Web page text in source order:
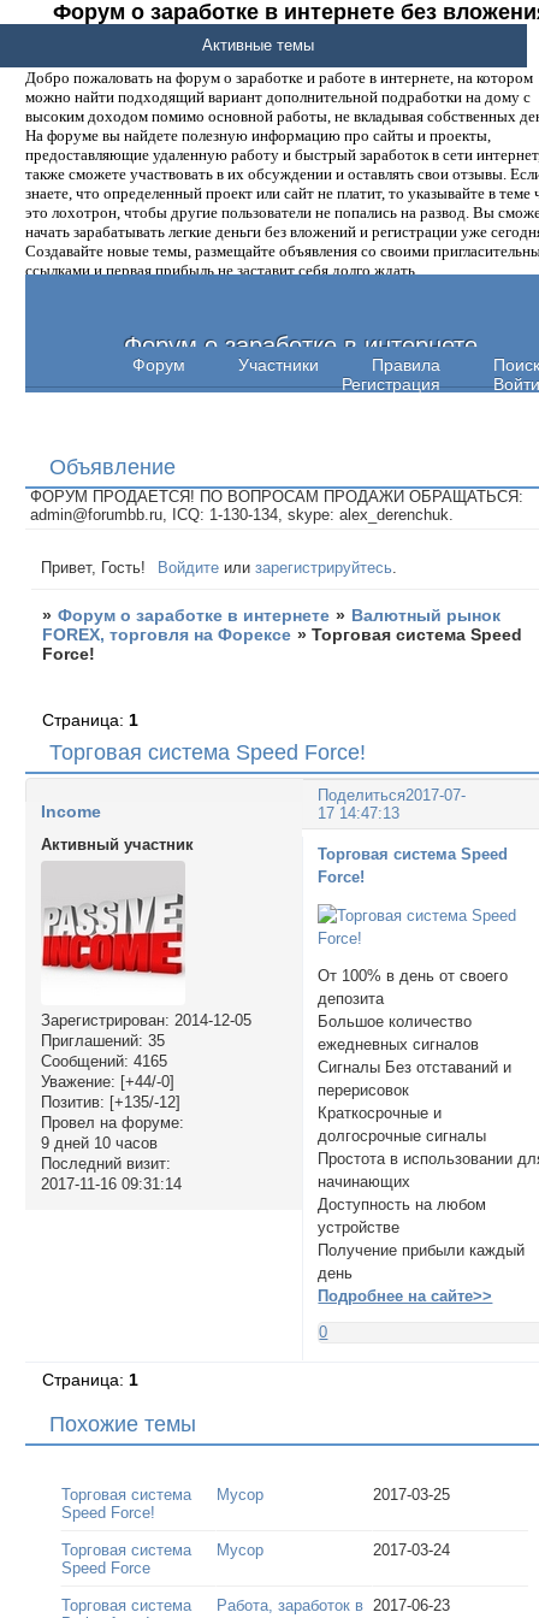
Форум о заработке в интернете без
денег.
Добро пожаловать на форум о заработке и работе в интернете, на котором
можно найти подходящий вариант дополнительной подработки на дому с
высоким доходом помимо основной работы, не вкладывая собственных
На форуме вы найдете полезную информацию про сайты и проекты,
предоставляющие удаленную работу и быстрый заработок в сети
также сможете участвовать в их обсуждении и оставлять свои отзывы.
знаете, что определенный проект или сайт не платит, то указывайте в теме
это лохотрон, чтобы другие пользователи не попались на развод. Вы
начать зарабатывать легкие деньги без вложений и регистрации уже
Создавайте новые темы, размещайте объявления со своими
ссылками и первая прибыль не заставит себя долго ждать.
Форум о заработке в интернете
Форум Участники Правила
Поиск
Регистрация
Войти
Активные темы
Объявление
ФОРУМ ПРОДАЕТСЯ! ПО ВОПРОСАМ ПРОДАЖИ ОБРАЩАТЬСЯ:
admin@forumbb.ru, ICQ: 1-130-134, skype: alex_derenchuk.
Привет, Гость! Войдите илизарегистрируйтесь
» Форум о заработке в интернете » Валютный рынок
FOREX, торговля на Форексе »Торговая система Speed
Force!
Торговая система Speed Force!
Страница: 1
Поделиться2017-07-
17 14:47:13
Income
Активный участник
Зарегистрирован: 2014-12-05
Приглашений: 35
Сообщений: 4165
Уважение: [+44/-0]
Позитив: [+135/-12]
Провел на форуме:
9 дней 10 часов
Последний визит:
2017-11-16 09:31:14
Торговая система Speed
Force!
От 100% в день от своего
депозита
Большое количество
ежедневных сигналов
Сигналы Без отставаний и
перерисовок
Краткосрочные и
долгосрочные сигналы
Простота в использовании
начинающих
Доступность на любом
устройстве
Получение прибыли каждый
день
Подробнее на сайте>>
0
Страница: 1
Похожие темы
Торговая система
Speed Force!
Мусор 2017-03-25
Торговая система
Speed Force
Мусор 2017-03-24
Торговая система
Работа, заработок в 2017-06-23